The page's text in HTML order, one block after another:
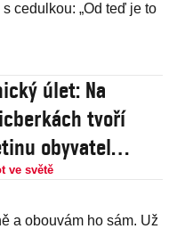
cedulkou: „Od teď je to
úlet: Na
tvoří
obyvatel
ve světě
a obouvám ho sám. Už